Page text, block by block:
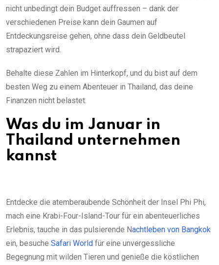
nicht unbedingt dein Budget auffressen – dank der
verschiedenen Preise kann dein Gaumen auf
Entdeckungsreise gehen, ohne dass dein Geldbeutel
strapaziert wird.
Behalte diese Zahlen im Hinterkopf, und du bist auf dem
besten Weg zu einem Abenteuer in Thailand, das deine
Finanzen nicht belastet.
Was du im Januar in
Thailand unternehmen
kannst
Entdecke die atemberaubende Schönheit der Insel Phi Phi,
mach eine Krabi-Four-Island-Tour für ein abenteuerliches
Erlebnis, tauche in das pulsierende Nachtleben von Bangkok
ein, besuche Safari World für eine unvergessliche
Begegnung mit wilden Tieren und genieße die köstlichen